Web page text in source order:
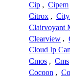
Cip , Cipem
Citrox ,
Clairvoyant
Clearview ,
Cloud Ip
Cmos , Cms
Cocoon ,